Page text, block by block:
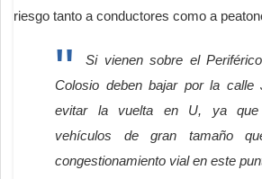
riesgo tanto a conductores como a
Si vienen sobre el
Colosio deben bajar por la calle
evitar la vuelta en U, ya que
vehículos de gran tamaño
congestionamiento vial en este